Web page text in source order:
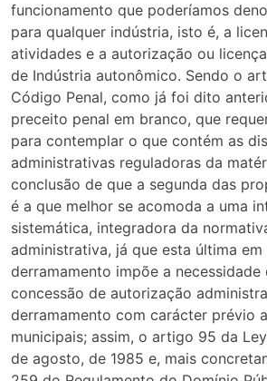
funcionamento que poderíamos
para qualquer indústria, isto é, a
atividades e a autorização ou
de Indústria autonômico. Sendo o
Código Penal, como já foi dito
preceito penal em branco, que
para contemplar o que contém as
administrativas reguladoras da
conclusão de que a segunda das
é a que melhor se acomoda a uma
sistemática, integradora da
administrativa, já que esta última
derramamento impõe a
concessão de autorização
derramamento com carácter prévio
municipais; assim, o artigo 95 da
de agosto, de 1985 e, mais